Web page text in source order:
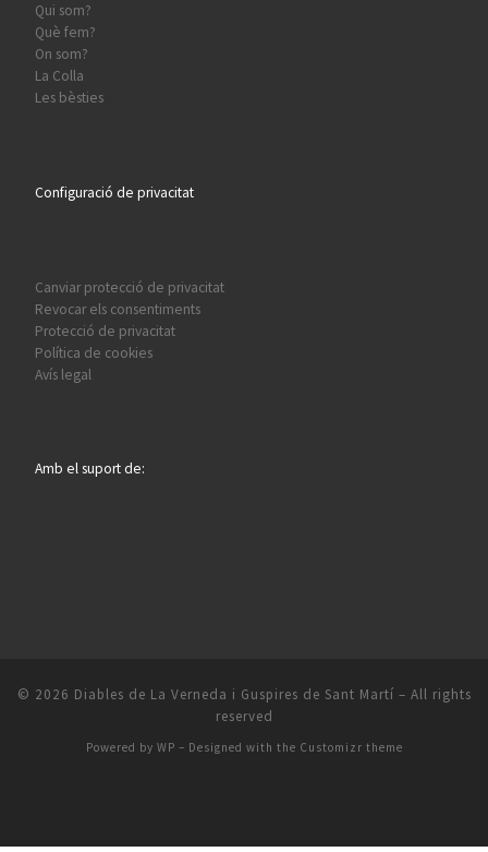
Qui som?
Què fem?
On som?
La Colla
Les bèsties
Configuració de privacitat
Canviar protecció de privacitat
Revocar els consentiments
Protecció de privacitat
Política de cookies
Avís legal
Amb el suport de:
© 2026 Diables de La Verneda i Guspires de Sant Martí – All rights
reserved
Powered by WP – Designed with the Customizr theme